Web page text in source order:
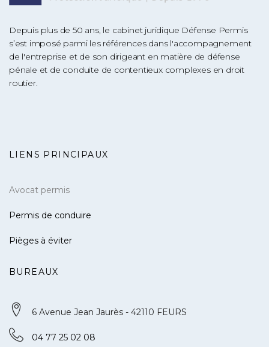
Depuis plus de 50 ans, le cabinet juridique Défense Permis
s’est imposé parmi les références dans l'accompagnement
de l'entreprise et de son dirigeant en matière de défense
pénale et de conduite de contentieux complexes en droit
routier.
LIENS PRINCIPAUX
Avocat permis
Permis de conduire
Pièges à éviter
BUREAUX
6 Avenue Jean Jaurès - 42110 FEURS
04 77 25 02 08